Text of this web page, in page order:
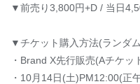
▼前売り3,800円+D / 当日
▼チケット購入方法(ランダ
・Brand X先行販売(Aチケ
・10月14日(土)PM12:00(正